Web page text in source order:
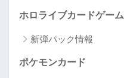
ホロライブカードゲーム
新弾パック情報
ポケモンカード